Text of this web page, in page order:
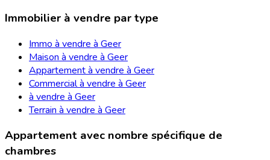
Immobilier à vendre par type
Immo à vendre à Geer
Maison à vendre à Geer
Appartement à vendre à Geer
Commercial à vendre à Geer
à vendre à Geer
Terrain à vendre à Geer
Appartement avec nombre spécifique de
chambres